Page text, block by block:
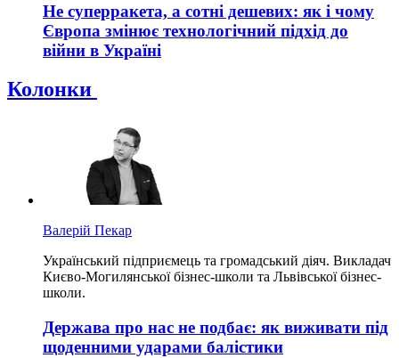
Не суперракета, а сотні дешевих: як і чому
Європа змінює технологічний підхід до
війни в Україні
Колонки
Валерій Пекар
Український підприємець та громадський діяч. Викладач
Києво-Могилянської бізнес-школи та Львівської бізнес-
школи.
Держава про нас не подбає: як виживати під
щоденними ударами балістики